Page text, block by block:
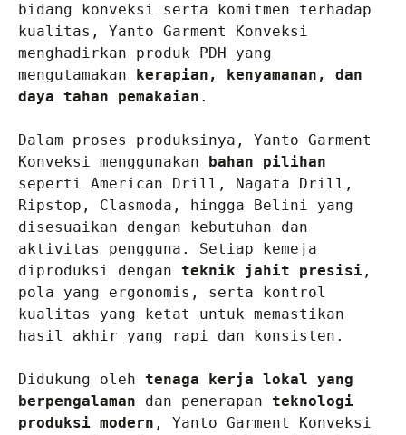
bidang konveksi serta komitmen terhadap
kualitas, Yanto Garment Konveksi
menghadirkan produk PDH yang
mengutamakan kerapian, kenyamanan, dan
daya tahan pemakaian .
Dalam proses produksinya, Yanto Garment
Konveksi menggunakan bahan pilihan
seperti American Drill, Nagata Drill,
Ripstop, Clasmoda, hingga Belini yang
disesuaikan dengan kebutuhan dan
aktivitas pengguna. Setiap kemeja
diproduksi dengan teknik jahit presisi ,
pola yang ergonomis, serta kontrol
kualitas yang ketat untuk memastikan
hasil akhir yang rapi dan konsisten.
Didukung oleh tenaga kerja lokal yang
berpengalaman dan penerapan teknologi
produksi modern , Yanto Garment Konveksi